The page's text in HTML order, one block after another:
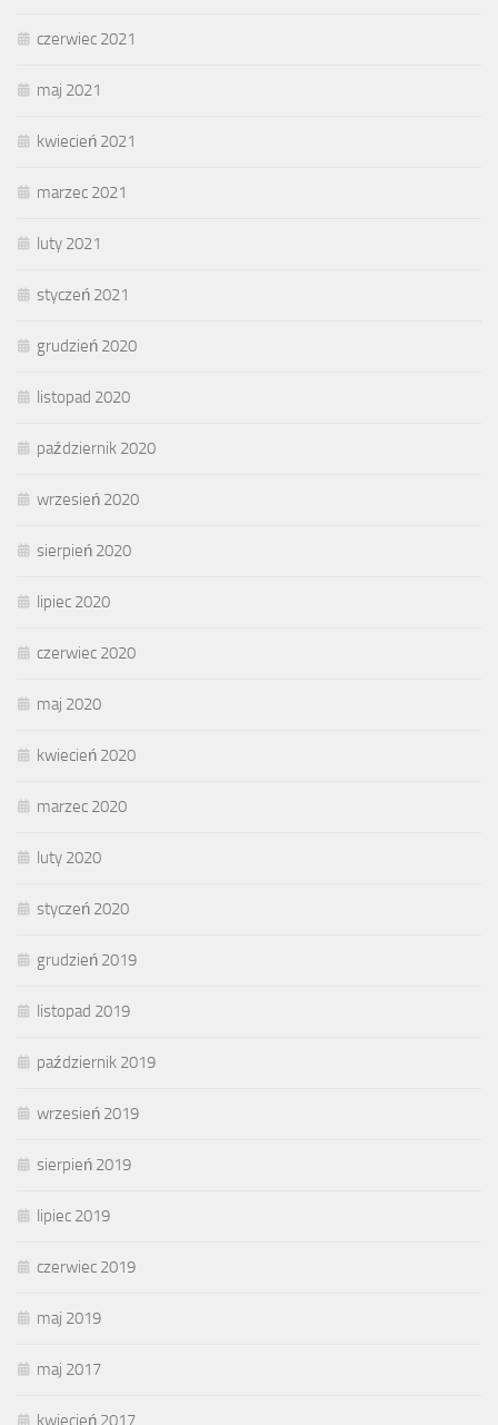
czerwiec 2021
maj 2021
kwiecień 2021
marzec 2021
luty 2021
styczeń 2021
grudzień 2020
listopad 2020
październik 2020
wrzesień 2020
sierpień 2020
lipiec 2020
czerwiec 2020
maj 2020
kwiecień 2020
marzec 2020
luty 2020
styczeń 2020
grudzień 2019
listopad 2019
październik 2019
wrzesień 2019
sierpień 2019
lipiec 2019
czerwiec 2019
maj 2019
maj 2017
kwiecień 2017